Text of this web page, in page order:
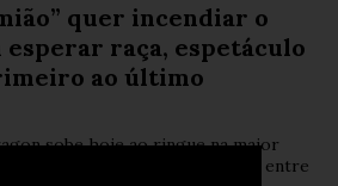
quer incendiar o
esperar raça, espetáculo
ao último
sobe hoje ao ringue na maior
determinado a afirmar-se entre